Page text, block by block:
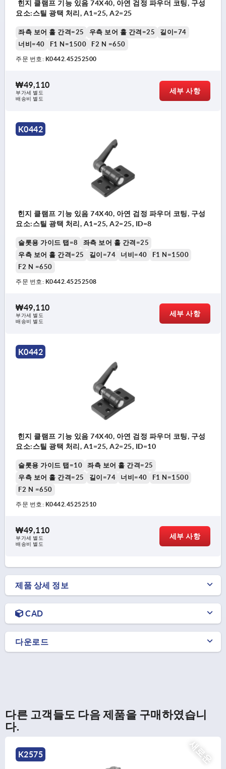
힌지 클램프 기능 있음 74X40, 아연 검정 파우더 코팅, 구성
요소:스틸 광택 처리, A1=25, A2=25
좌측 보어 홀 간격=25 우측 보어 홀 간격=25
길이=74
너비=40
F1 N=1500 F2 N =650
주문 번호: K0442.45252500
₩49,110
부가세 별도
배송비 별도
세부 사항
K0442
힌지 클램프 기능 있음 74X40, 아연 검정 파우더 코팅, 구성
요소:스틸 광택 처리, A1=25, A2=25, ID=8
슬롯용 가이드 탭=8
좌측 보어 홀 간격=25
우측 보어 홀 간격=25
길이=74 너비=40
F1 N=1500
F2 N =650
주문 번호: K0442.45252508
₩49,110
부가세 별도
배송비 별도
세부 사항
K0442
힌지 클램프 기능 있음 74X40, 아연 검정 파우더 코팅, 구성
요소:스틸 광택 처리, A1=25, A2=25, ID=10
슬롯용 가이드 탭=10
좌측 보어 홀 간격=25
우측 보어 홀 간격=25
길이=74 너비=40
F1 N=1500
F2 N =650
주문 번호: K0442.45252510
₩49,110
부가세 별도
배송비 별도
세부 사항
제품 상세 정보
CAD
다운로드
다른 고객들도 다음 제품을 구매하였습니
다.
운